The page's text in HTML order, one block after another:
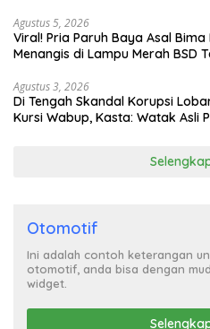
Agustus 5, 2026
Viral! Pria Paruh Baya Asal
Menangis di Lampu Merah BSD
Agustus 3, 2026
Di Tengah Skandal Korupsi
Kursi Wabup, Kasta: Watak Asli
Otomotif
Ini adalah contoh keterangan
otomotif, anda bisa dengan
widget.